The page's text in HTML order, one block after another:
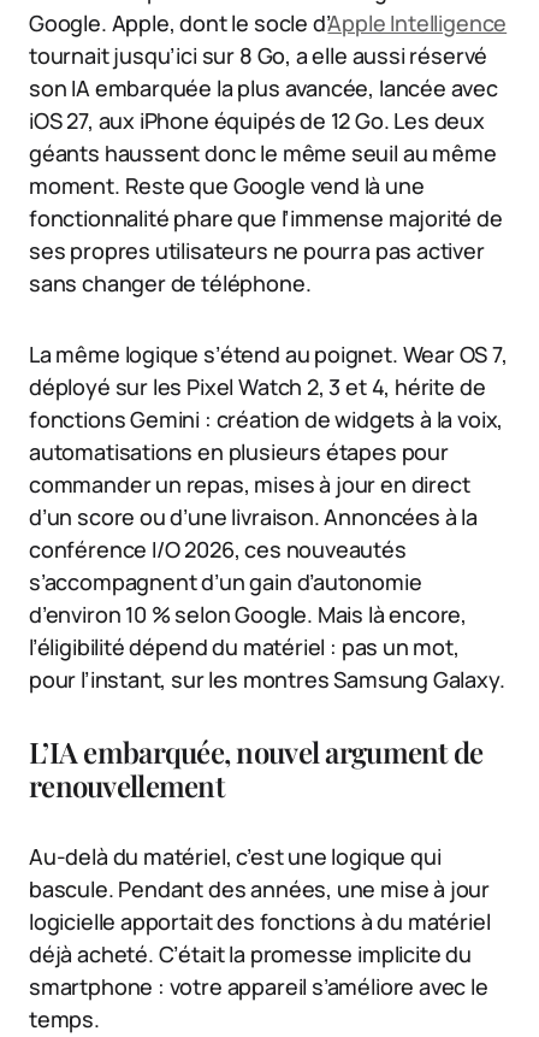
Google. Apple, dont le socle d’Apple Intelligence
tournait jusqu’ici sur 8 Go, a elle aussi réservé
son IA embarquée la plus avancée, lancée avec
iOS 27, aux iPhone équipés de 12 Go. Les deux
géants haussent donc le même seuil au même
moment. Reste que Google vend là une
fonctionnalité phare que l’immense majorité de
ses propres utilisateurs ne pourra pas activer
sans changer de téléphone.
La même logique s’étend au poignet. Wear OS 7,
déployé sur les Pixel Watch 2, 3 et 4, hérite de
fonctions Gemini : création de widgets à la voix,
automatisations en plusieurs étapes pour
commander un repas, mises à jour en direct
d’un score ou d’une livraison. Annoncées à la
conférence I/O 2026, ces nouveautés
s’accompagnent d’un gain d’autonomie
d’environ 10 % selon Google. Mais là encore,
l’éligibilité dépend du matériel : pas un mot,
pour l’instant, sur les montres Samsung Galaxy.
L’IA embarquée, nouvel argument de
renouvellement
Au-delà du matériel, c’est une logique qui
bascule. Pendant des années, une mise à jour
logicielle apportait des fonctions à du matériel
déjà acheté. C’était la promesse implicite du
smartphone : votre appareil s’améliore avec le
temps.